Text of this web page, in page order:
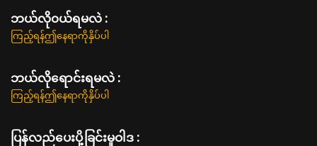
ဘယ်လို၀ယ်ရမလဲ :
ကြည့်ရန်ဤနေရာကိုနှိပ်ပါ
ဘယ်လိုရောင်းရမလဲ :
ကြည့်ရန်ဤနေရာကိုနှိပ်ပါ
ပြန်လည်ပေးပို့ခြင်းမူဝါဒ :